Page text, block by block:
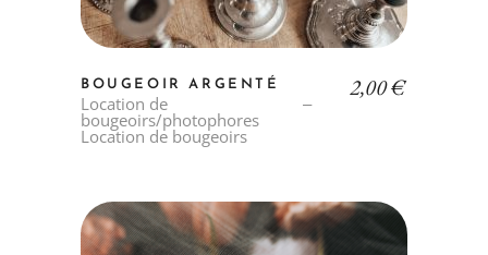
BOUGEOIR ARGENTÉ
Location de
bougeoirs/photophores
Location de bougeoirs
2,00€